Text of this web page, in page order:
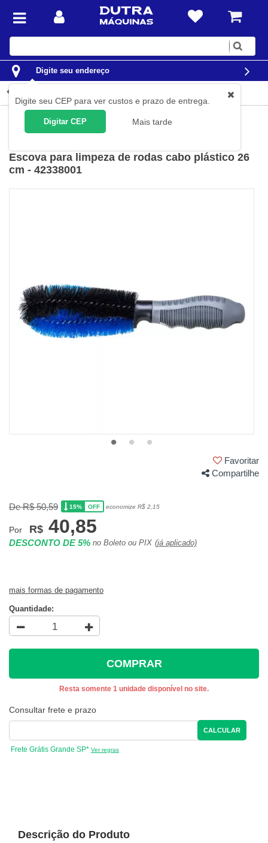
Digite
Digite seu endereço
Digite seu CEP para ver custos e prazo de entrega.
Digitar CEP Mais tarde
Limpeza Equipamentos para limpeza
Escova para limpeza de rodas cabo plástico 26
cm - 42338001
Favoritar
Compartilhe
De R$ 50,59 15% OFF economize R$ 2,15
Por R$ 40,85
DESCONTO DE 5% no Boleto ou PIX (já aplicado)
mais formas de pagamento
Quantidade:
COMPRAR
Resta somente 1 unidade disponível no site.
Consultar frete e prazo
CALCULAR
Frete Grátis Grande SP* Ver regras
Descrição do Produto